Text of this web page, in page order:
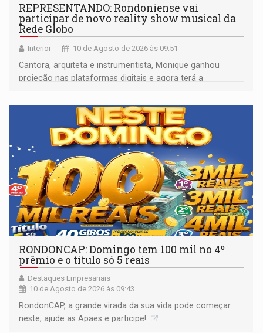
REPRESENTANDO: Rondoniense vai
participar de novo reality show musical da
Rede Globo
Interior 10 de Agosto de 2026 às 09:51
Cantora, arquiteta e instrumentista, Monique ganhou
projeção nas plataformas digitais e agora terá a
nacional
RONDONCAP: Domingo tem 100 mil no 4º
prêmio e o titulo só 5 reais
Destaques Empresariais
10 de Agosto de 2026 às 09:43
RondonCAP, a grande virada da sua vida pode começar
neste, ajude as Apaes e participe!